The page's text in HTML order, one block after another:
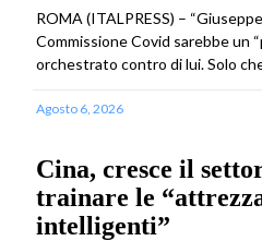
ROMA (ITALPRESS) –
Commissione Covid sarebbe un
orchestrato contro di lui. Solo
Agosto 6, 2026
Cina, cresce il
trainare le
intelligenti”